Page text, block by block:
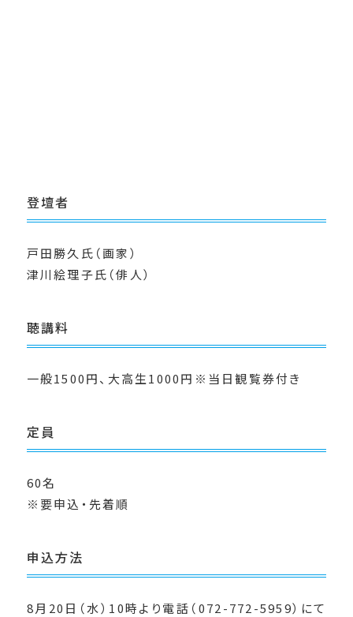
登壇者
戸田勝久氏（画家）
津川絵理子氏（俳人）
聴講料
一般1500円、大高生1000円※当日観覧券付き
定員
60名
※要申込・先着順
申込方法
8月20日（水）10時より電話（072-772-5959）にて